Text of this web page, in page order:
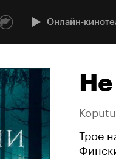
Онлайн-
Не
Трое